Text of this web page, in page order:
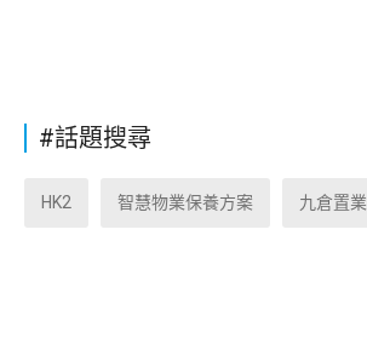
#話題搜尋
HK2 智慧物業保養方案 九倉置業